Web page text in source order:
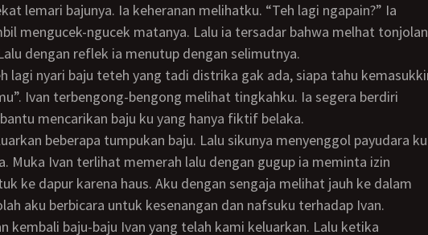
lemari bajunya. Ia keheranan melihatku. “Teh lagi ngapain?” Ia
mengucek-ngucek matanya. Lalu ia tersadar bahwa melhat tonjolan
dengan reflek ia menutup dengan selimutnya.
Ivan terbengong-bengong melihat tingkahku. Ia segera berdiri
mencarikan baju ku yang hanya fiktif belaka.
Muka Ivan terlihat memerah lalu dengan gugup ia meminta izin
ke dapur karena haus. Aku dengan sengaja melihat jauh ke dalam
aku berbicara untuk kesenangan dan nafsuku terhadap Ivan.